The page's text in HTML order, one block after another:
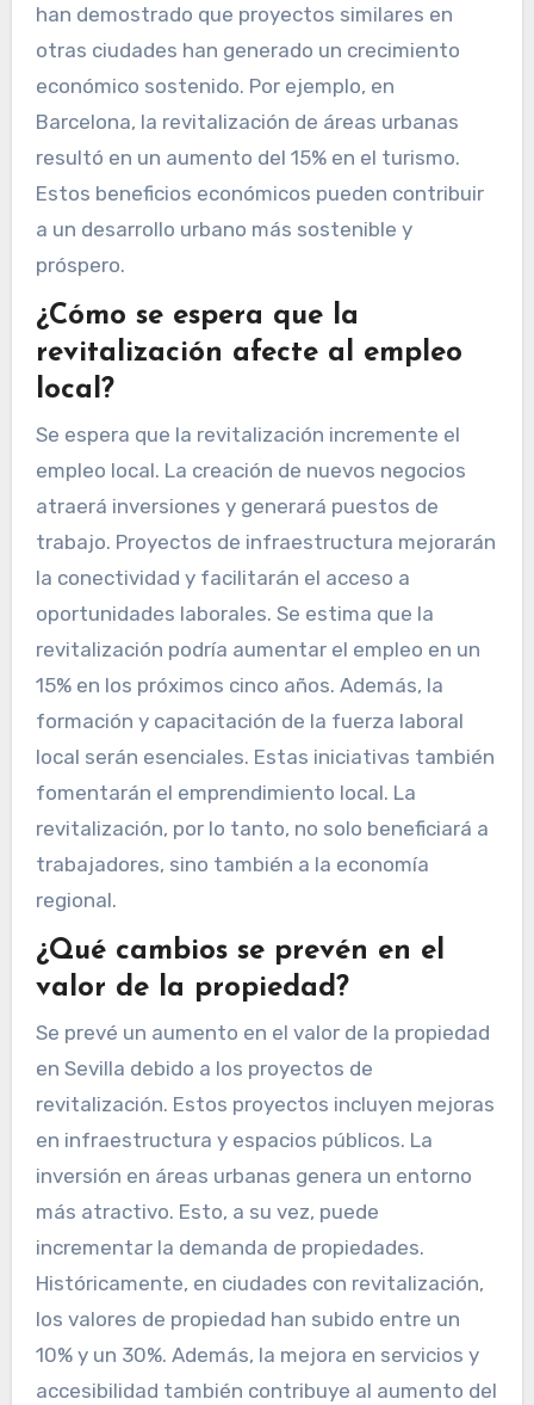
han demostrado que proyectos similares en
otras ciudades han generado un crecimiento
económico sostenido. Por ejemplo, en
Barcelona, la revitalización de áreas urbanas
resultó en un aumento del 15% en el turismo.
Estos beneficios económicos pueden contribuir
a un desarrollo urbano más sostenible y
próspero.
¿Cómo se espera que la
revitalización afecte al empleo
local?
Se espera que la revitalización incremente el
empleo local. La creación de nuevos negocios
atraerá inversiones y generará puestos de
trabajo. Proyectos de infraestructura mejorarán
la conectividad y facilitarán el acceso a
oportunidades laborales. Se estima que la
revitalización podría aumentar el empleo en un
15% en los próximos cinco años. Además, la
formación y capacitación de la fuerza laboral
local serán esenciales. Estas iniciativas también
fomentarán el emprendimiento local. La
revitalización, por lo tanto, no solo beneficiará a
trabajadores, sino también a la economía
regional.
¿Qué cambios se prevén en el
valor de la propiedad?
Se prevé un aumento en el valor de la propiedad
en Sevilla debido a los proyectos de
revitalización. Estos proyectos incluyen mejoras
en infraestructura y espacios públicos. La
inversión en áreas urbanas genera un entorno
más atractivo. Esto, a su vez, puede
incrementar la demanda de propiedades.
Históricamente, en ciudades con revitalización,
los valores de propiedad han subido entre un
10% y un 30%. Además, la mejora en servicios y
accesibilidad también contribuye al aumento del